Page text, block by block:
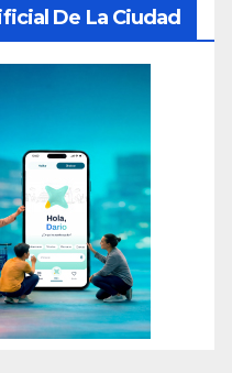
De La Ciudad